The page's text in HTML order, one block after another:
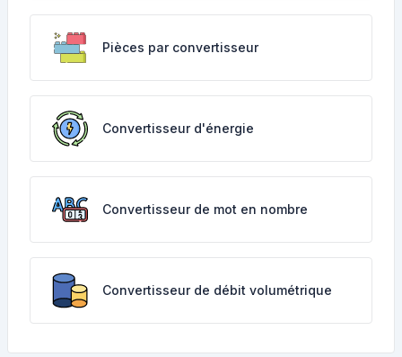
Pièces par convertisseur
Convertisseur d'énergie
Convertisseur de mot en nombre
Convertisseur de débit volumétrique